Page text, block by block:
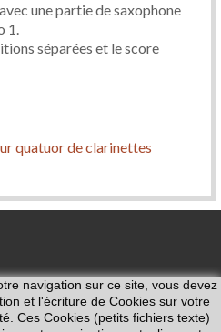
navigation sur ce site, vous devez
et l'écriture de Cookies sur votre
Ces Cookies (petits fichiers texte)
une partie de saxophone
1.
séparées et le score
quatuor de clarinettes